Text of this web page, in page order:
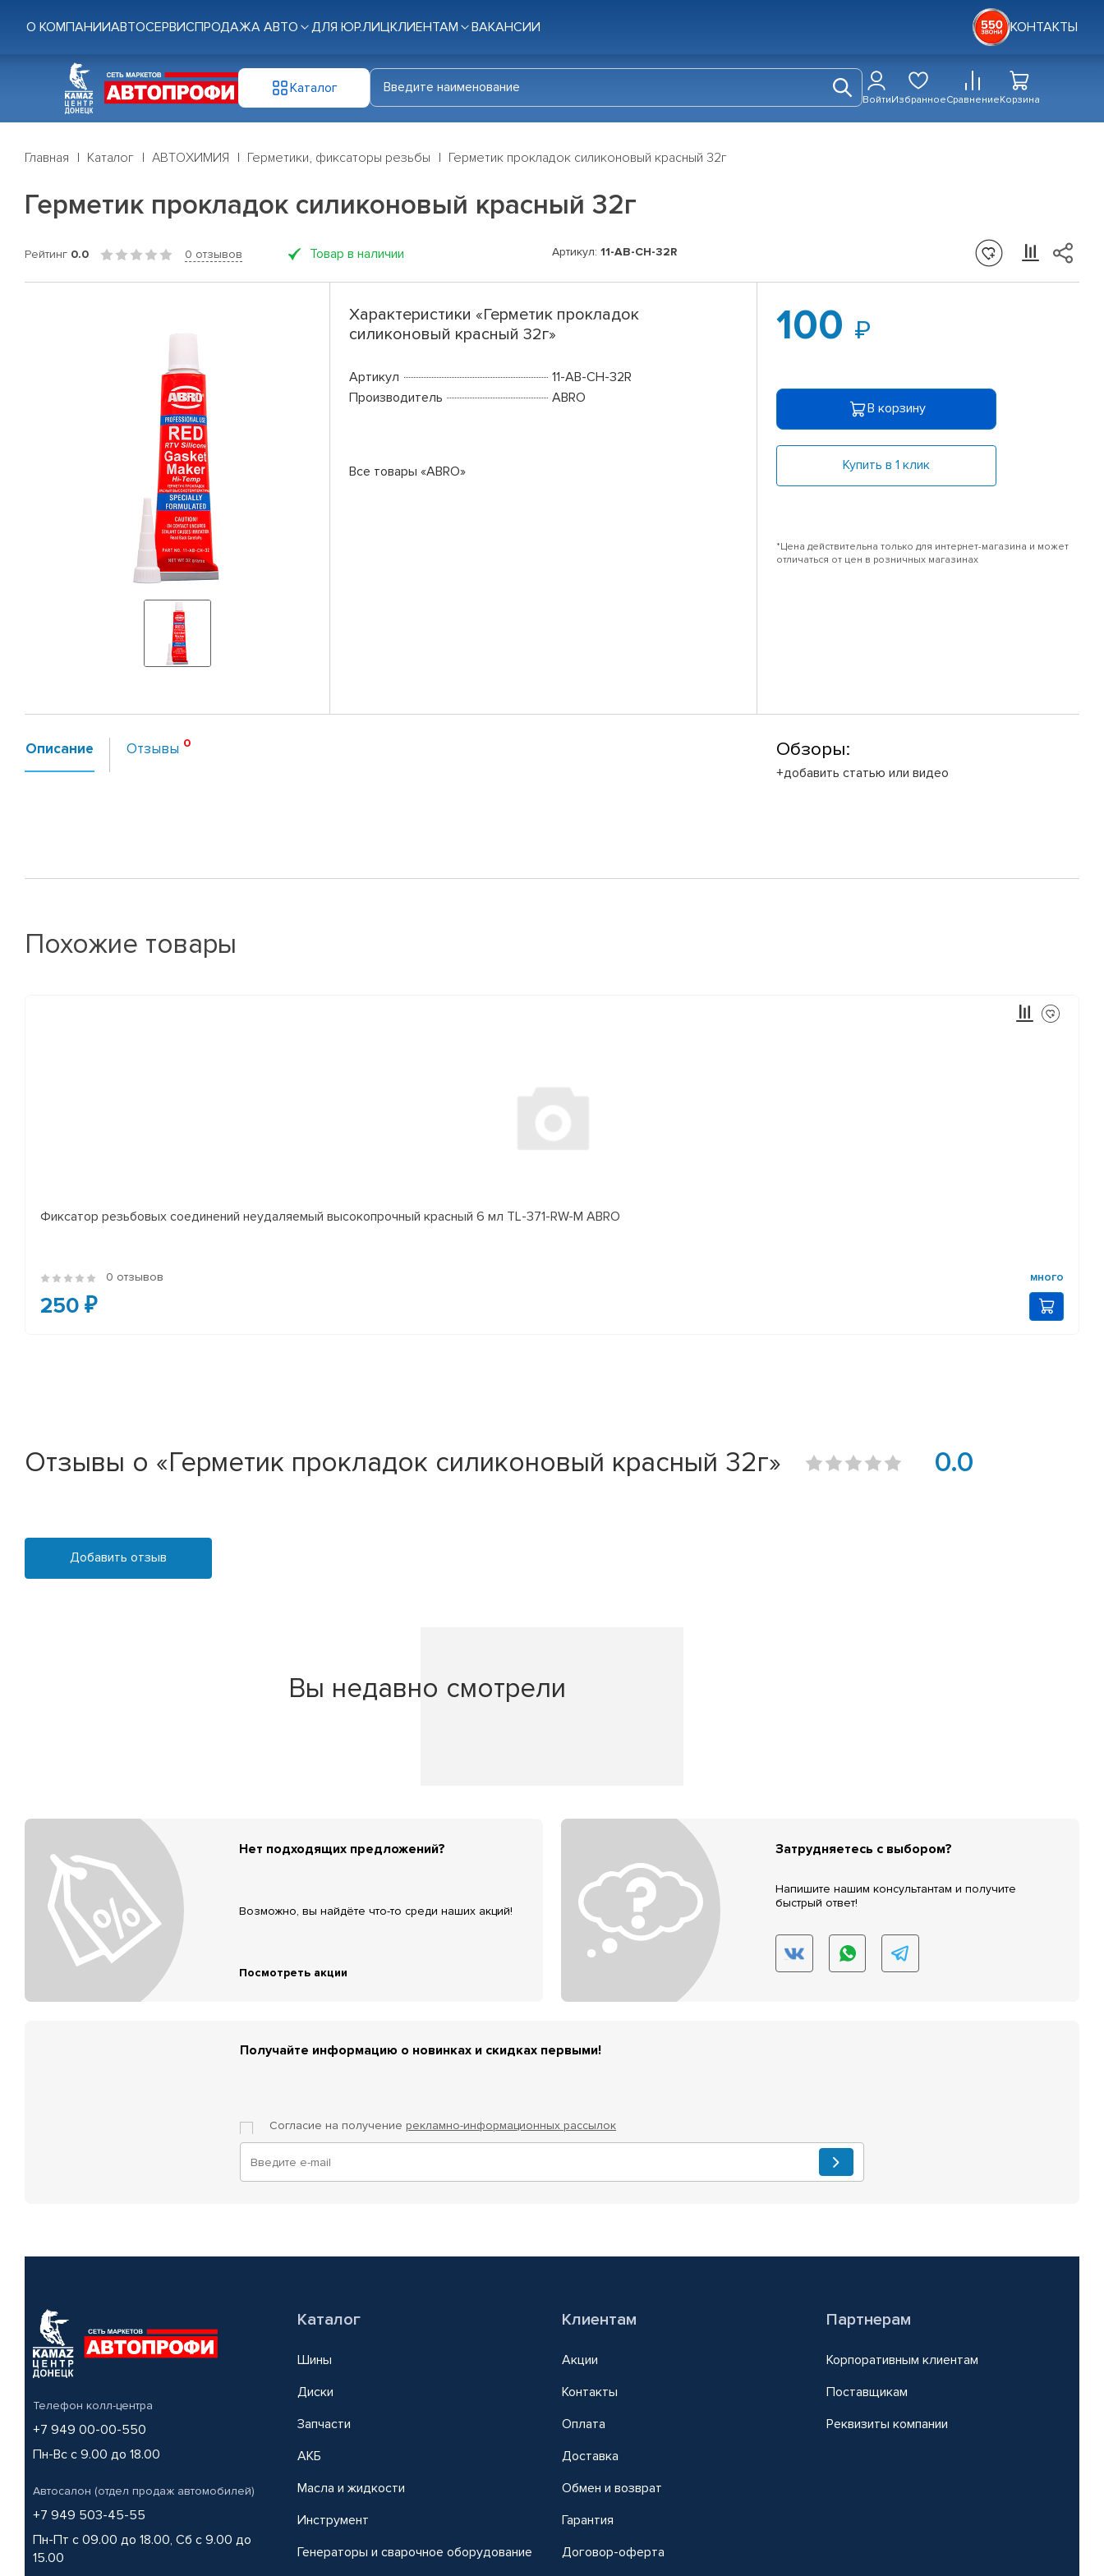
О КОМПАНИИАВТОСЕРВИСПРОДАЖА АВТО ДЛЯ ЮР.ЛИЦКЛИЕНТАМ ВАКАНСИИ КОНТАКТЫ
Каталог
ВойтиИзбранноеСравнениеКорзина
Главная Каталог АВТОХИМИЯ Герметики, фиксаторы резьбы Герметик прокладок силиконовый красный 32г
Герметик прокладок силиконовый красный 32г
Рейтинг 0.0 0 отзывов Товар в наличии Артикул: 11-AB-CH-32R
Характеристики «Герметик прокладок
силиконовый красный 32г»
Артикул
11-AB-CH-32R
Производитель
ABRO
Все товары «ABRO»
100
В корзину
Купить в 1 клик
*Цена действительна только для интернет-магазина и может
отличаться от цен в розничных магазинах
Описание Отзывы Обзоры:
+добавить статью или видео
Похожие товары
Фиксатор резьбовых соединений неудаляемый высокопрочный красный 6 мл TL-371-RW-M ABRO
0 отзывов много
250 ₽
Отзывы о «Герметик прокладок силиконовый красный 32г» 0.0
Добавить отзыв
Вы недавно смотрели
Нет подходящих предложений?
Возможно, вы найдёте что-то среди наших акций!
Посмотреть акции
Затрудняетесь с выбором?
Напишите нашим консультантам и получите
быстрый ответ!
Получайте информацию о новинках и скидках первыми!
Согласие на получение рекламно-информационных рассылок
Телефон колл-центра
+7 949 00-00-550
Пн-Вс с 9.00 до 18.00
Автосалон (отдел продаж автомобилей)
+7 949 503-45-55
Пн-Пт с 09.00 до 18.00, Сб с 9.00 до
15.00
Каталог
Шины
Диски
Запчасти
АКБ
Масла и жидкости
Инструмент
Генераторы и сварочное оборудование
Клиентам
Акции
Контакты
Оплата
Доставка
Обмен и возврат
Гарантия
Договор-оферта
Партнерам
Корпоративным клиентам
Поставщикам
Реквизиты компании